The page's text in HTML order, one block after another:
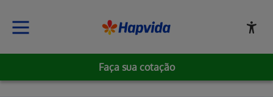
Faça sua cotação